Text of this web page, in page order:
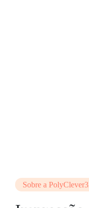
Sobre a